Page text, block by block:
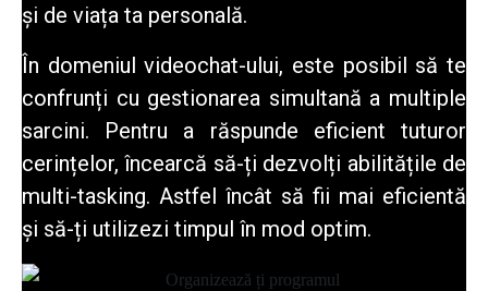
și de viața ta personală.
În domeniul videochat-ului, este posibil să te
confrunți cu gestionarea simultană a multiple
sarcini. Pentru a răspunde eficient tuturor
cerințelor, încearcă să-ți dezvolți abilitățile de
multi-tasking. Astfel încât să fii mai eficientă
și să-ți utilizezi timpul în mod optim.